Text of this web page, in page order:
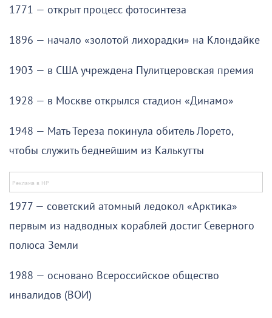
1771 — открыт процесс фотосинтеза
1896 — начало «золотой лихорадки» на Клондайке
1903 — в США учреждена Пулитцеровская премия
1928 — в Москве открылся стадион «Динамо»
1948 — Мать Тереза покинула обитель Лорето,
чтобы служить беднейшим из Калькутты
1977 — советский атомный ледокол «Арктика»
первым из надводных кораблей достиг Северного
полюса Земли
1988 — основано Всероссийское общество
инвалидов (ВОИ)